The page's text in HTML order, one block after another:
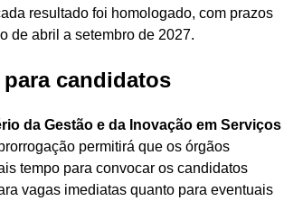
resultado foi homologado, com prazos
de abril a setembro de 2027.
candidatos
da Gestão e da Inovação em Serviços
permitirá que os órgãos
tempo para convocar os candidatos
vagas imediatas quanto para eventuais